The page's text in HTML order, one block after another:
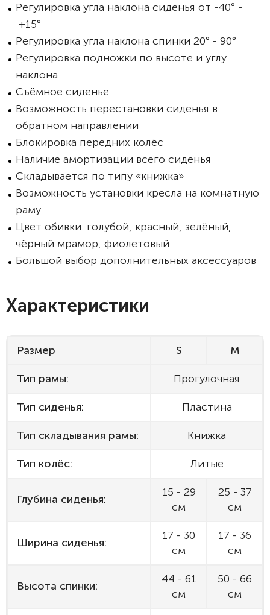
Регулировка угла наклона сиденья от -40° -
+15°
Регулировка угла наклона спинки 20° - 90°
Регулировка подножки по высоте и углу
наклона
Съёмное сиденье
Возможность перестановки сиденья в
обратном направлении
Блокировка передних колёс
Наличие амортизации всего сиденья
Складывается по типу «книжка»
Возможность установки кресла на комнатную
раму
Цвет обивки: голубой, красный, зелёный,
чёрный мрамор, фиолетовый
Большой выбор дополнительных аксессуаров
Характеристики
Размер S M
Тип рамы: Прогулочная
Тип сиденья: Пластина
Тип складывания рамы: Книжка
Тип колёс: Литые
Глубина сиденья:
15 - 29
см
25 - 37
см
Ширина сиденья:
17 - 30
см
17 - 36
см
Высота спинки:
44 - 61
см
50 - 66
см